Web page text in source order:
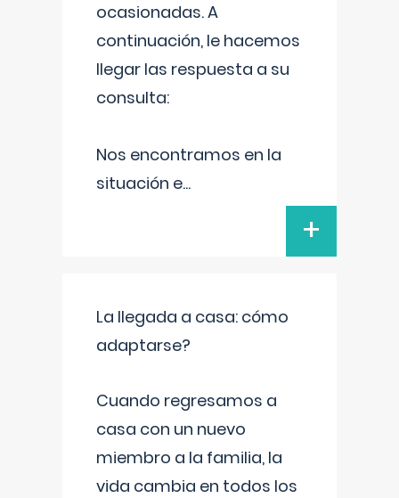
ocasionadas. A
continuación, le hacemos
llegar las respuesta a su
consulta:
Nos encontramos en la
situación e...
+
La llegada a casa: cómo
adaptarse?
Cuando regresamos a
casa con un nuevo
miembro a la familia, la
vida cambia en todos los